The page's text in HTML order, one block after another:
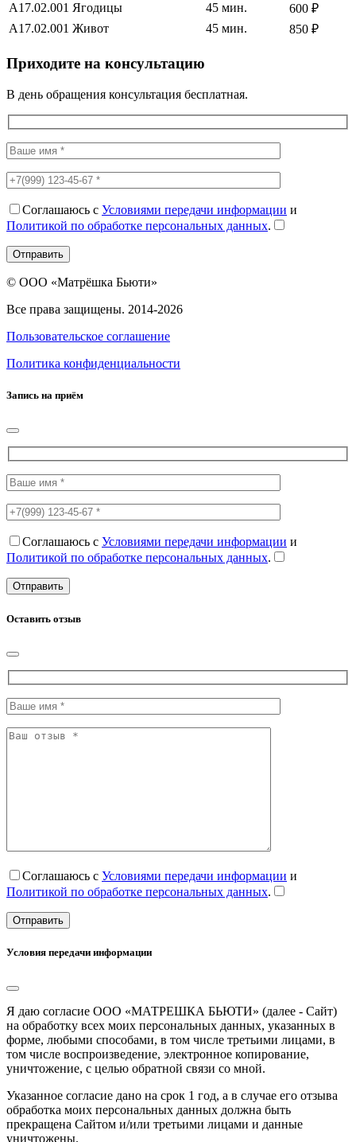
A17.02.001 Ягодицы 45 мин. 600 ₽
A17.02.001 Живот 45 мин. 850 ₽
Приходите на консультацию
В день обращения консультация бесплатная.
Соглашаюсь с Условиями передачи информации и
Политикой по обработке персональных данных.
Отправить
© ООО «Матрёшка Бьюти»
Все права защищены. 2014-2026
Пользовательское соглашение
Политика конфиденциальности
Запись на приём
Соглашаюсь с Условиями передачи информации и
Политикой по обработке персональных данных.
Оставить отзыв
Соглашаюсь с Условиями передачи информации и
Политикой по обработке персональных данных.
Условия передачи информации
Я даю согласие ООО «МАТРЕШКА БЬЮТИ» (далее - Сайт)
на обработку всех моих персональных данных, указанных в
форме, любыми способами, в том числе третьими лицами, в
том числе воспроизведение, электронное копирование,
уничтожение, с целью обратной связи со мной.
Указанное согласие дано на срок 1 год, а в случае его отзыва
обработка моих персональных данных должна быть
прекращена Сайтом и/или третьими лицами и данные
уничтожены.